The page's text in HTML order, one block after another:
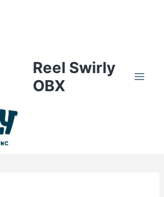
Reel Swirly
OBX